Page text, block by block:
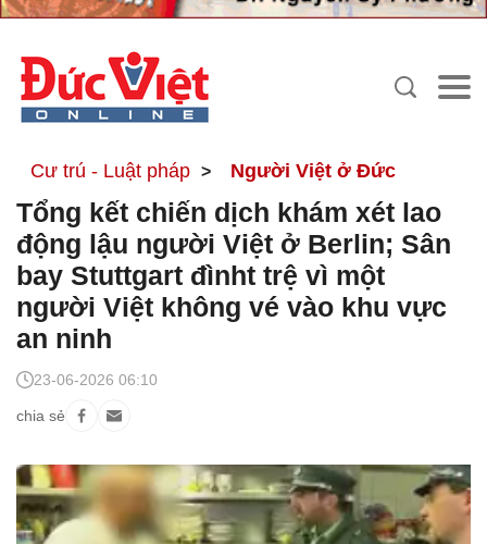
Cư trú - Luật pháp Người Việt ở Đức
Tổng kết chiến dịch khám xét lao
động lậu người Việt ở Berlin; Sân
bay Stuttgart đìnht trệ vì một
người Việt không vé vào khu vực
an ninh
chia sẻ
23-06-2026 06:10